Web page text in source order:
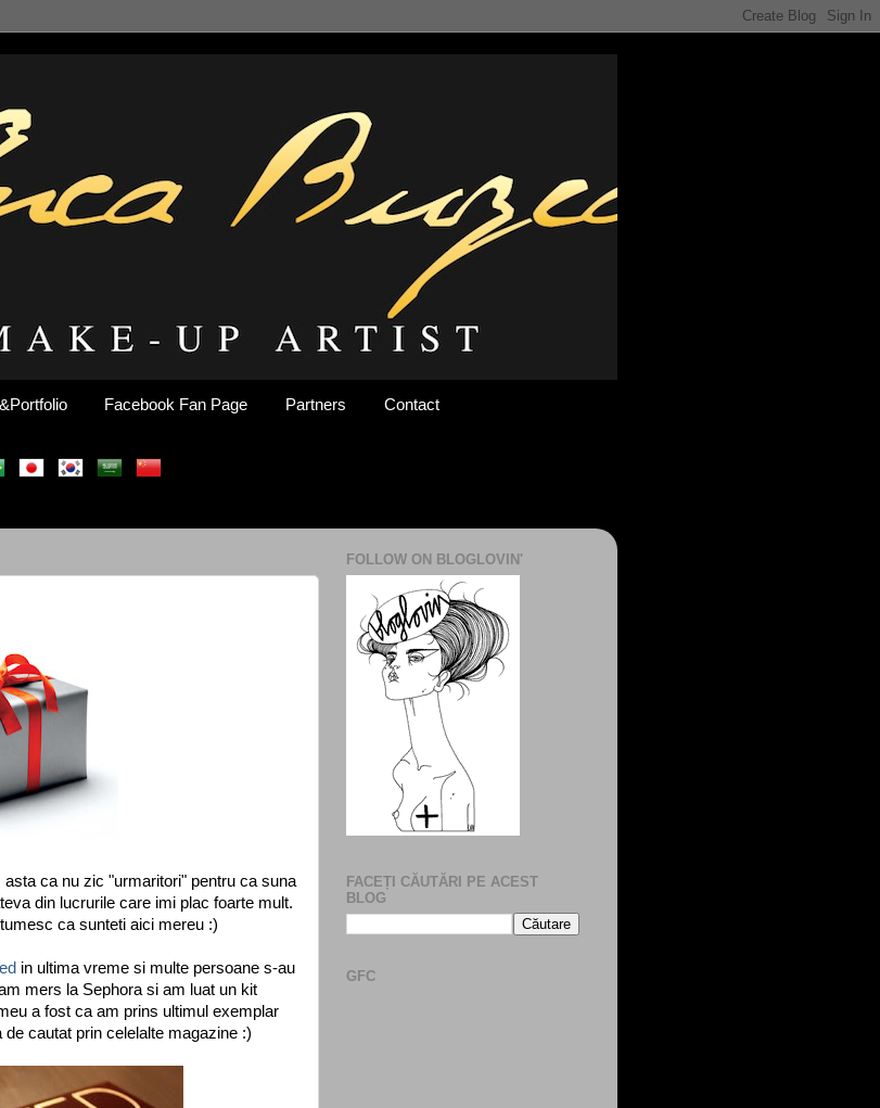
Facebook Fan Page Partners Contact
ca nu zic "urmaritori" pentru ca suna
din lucrurile care imi plac foarte mult.
ca sunteti aici mereu :)
in ultima vreme si multe persoane s-au
mers la Sephora si am luat un kit
a fost ca am prins ultimul exemplar
cautat prin celelalte magazine :)
FOLLOW ON BLOGLOVIN'
FACEȚI CĂUTĂRI PE ACEST
BLOG
GFC